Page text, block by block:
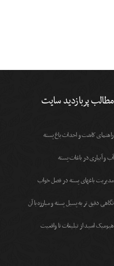
مطالب پربازدید سایت
راهنمای کاشت و احداث باغ پسته
آب و آبیاری در باغات پسته
مديريت باغهای پسته در فصل خواب
نگاهی دقیق تر به پسیل پسته و مبارزه با آن
هیومیک اسید از تبلیغات تا واقعیت